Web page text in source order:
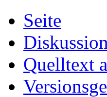
Seite
Diskussion
Quelltext